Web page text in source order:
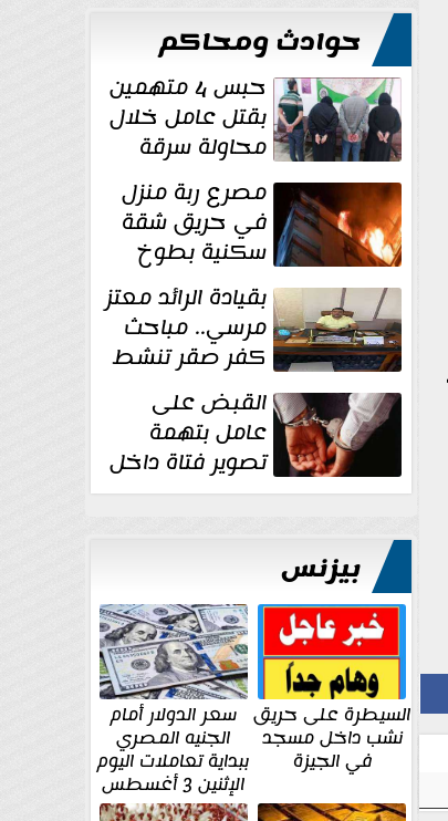
حوادث ومحاكم
حبس 4 متهمين
بقتل عامل خلال
محاولة سرقة
دراجة نارية في
المنوفية مصرع ربة منزل
في حريق شقة
سكنية بطوخ
بقيادة الرائد معتز
مرسي.. مباحث
كفر صقر تنشط
بقوة وتوجه
ضربات أمنية... القبض على
عامل بتهمة
تصوير فتاة داخل
غرفة تغيير
بيزنس
السيطرة على حريق
نشب داخل مسجد
في الجيزة
سعر الدولار أمام
الجنيه المصري
ببداية تعاملات اليوم
الإثنين 3 أغسطس